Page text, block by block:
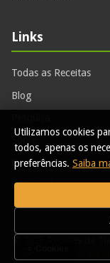
Links
Todas as Receitas
Blog
Contactos
RSS Feed
Utilizamos cookies
todos, apenas os
preferências. Saiba